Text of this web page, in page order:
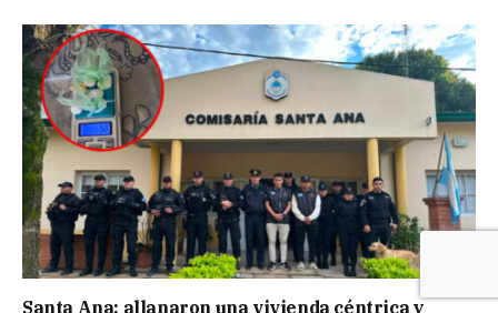
Santa Ana: allanaron una vivienda céntrica y